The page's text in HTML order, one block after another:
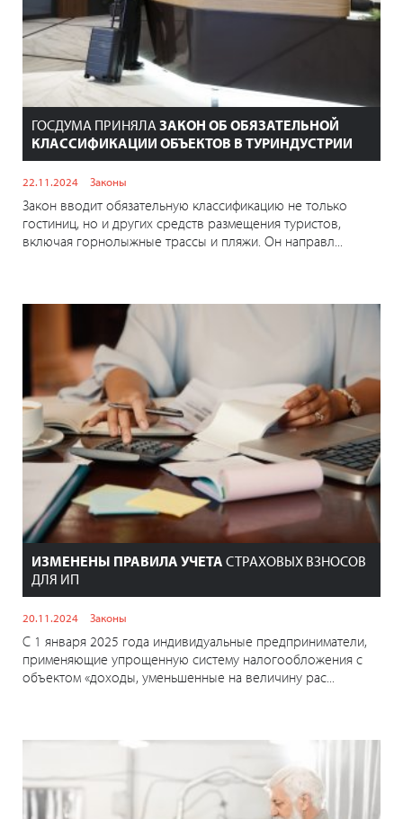
ГОСДУМА ПРИНЯЛАЗАКОН ОБ ОБЯЗАТЕЛЬНОЙ
КЛАССИФИКАЦИИ ОБЪЕКТОВ В ТУРИНДУСТРИИ
22.11.2024 Законы
Закон вводит обязательную классификацию не только
гостиниц, но и других средств размещения туристов,
включая горнолыжные трассы и пляжи. Он направл...
ИЗМЕНЕНЫ ПРАВИЛА УЧЕТА СТРАХОВЫХ ВЗНОСОВ
ДЛЯ ИП
20.11.2024 Законы
С 1 января 2025 года индивидуальные предприниматели,
применяющие упрощенную систему налогообложения с
объектом «доходы, уменьшенные на величину рас...